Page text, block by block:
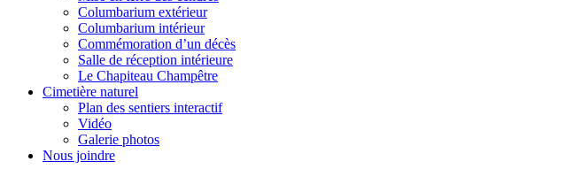
Columbarium extérieur
Columbarium intérieur
Commémoration d’un décès
Salle de réception intérieure
Le Chapiteau Champêtre
Cimetière naturel
Plan des sentiers interactif
Vidéo
Galerie photos
Nous joindre